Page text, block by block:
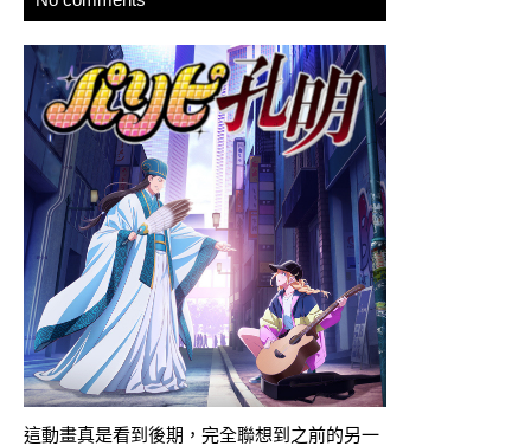
這動畫真是看到後期，完全聯想到之前的另一